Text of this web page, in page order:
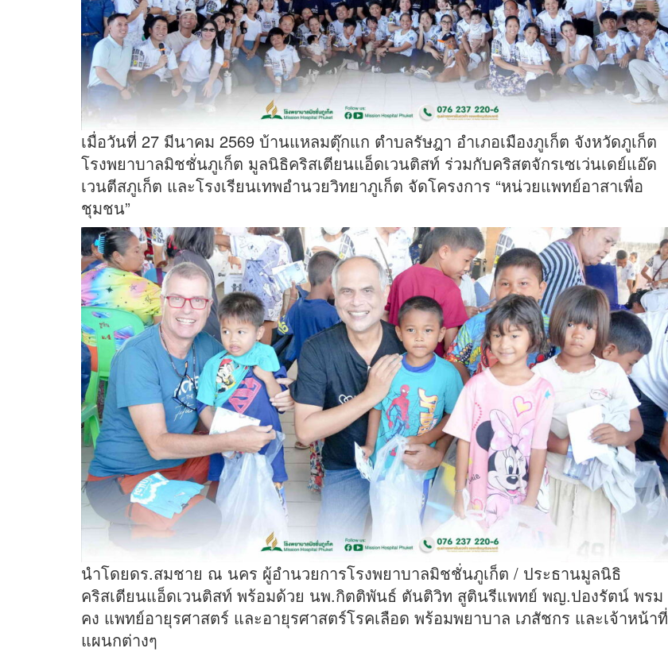
เมื่อวันที่ 27 มีนาคม 2569 บ้านแหลมตุ๊กแก ตำบลรัษฎา อำเภอเมืองภูเก็ต จังหวัดภูเก็ต
โรงพยาบาลมิชชั่นภูเก็ต มูลนิธิคริสเตียนแอ็ดเวนติสท์ ร่วมกับคริสตจักรเซเว่นเดย์แอ๊ด
เวนตีสภูเก็ต และโรงเรียนเทพอำนวยวิทยาภูเก็ต จัดโครงการ “หน่วยแพทย์อาสาเพื่อ
ชุมชน”
นำโดยดร.สมชาย ณ นคร ผู้อำนวยการโรงพยาบาลมิชชั่นภูเก็ต / ประธานมูลนิธิ
คริสเตียนแอ็ดเวนติสท์ พร้อมด้วย นพ.กิตติพันธ์ ตันติวิท สูตินรีแพทย์ พญ.ปองรัตน์ พรม
คง แพทย์อายุรศาสตร์ และอายุรศาสตร์โรคเลือด พร้อมพยาบาล เภสัชกร และเจ้าหน้าที่
แผนกต่างๆ